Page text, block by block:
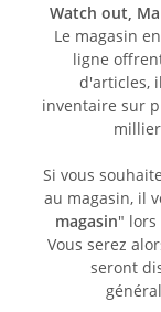
Watch out,
Le magasin
ligne
d'articles,
inventaire sur
Si vous
au magasin, il
magasin" lors
Vous serez
seront